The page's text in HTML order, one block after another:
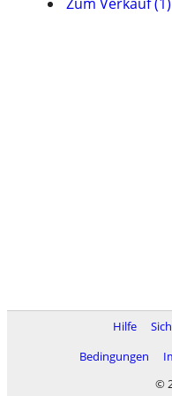
Hilfe
Bedingungen
©